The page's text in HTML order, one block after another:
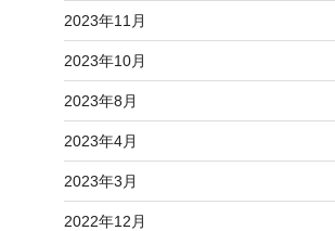
2023年11月
2023年10月
2023年8月
2023年4月
2023年3月
2022年12月